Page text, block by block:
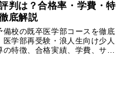
判は？合格率・学費・特
底解説
備校の既卒医学部コースを徹底
医学部再受験・浪人生向け少人
の特徴、合格実績、学費、サポ